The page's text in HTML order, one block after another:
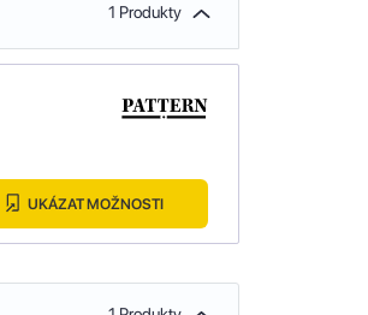
1 Produkty
UKÁZAT MOŽNOSTI